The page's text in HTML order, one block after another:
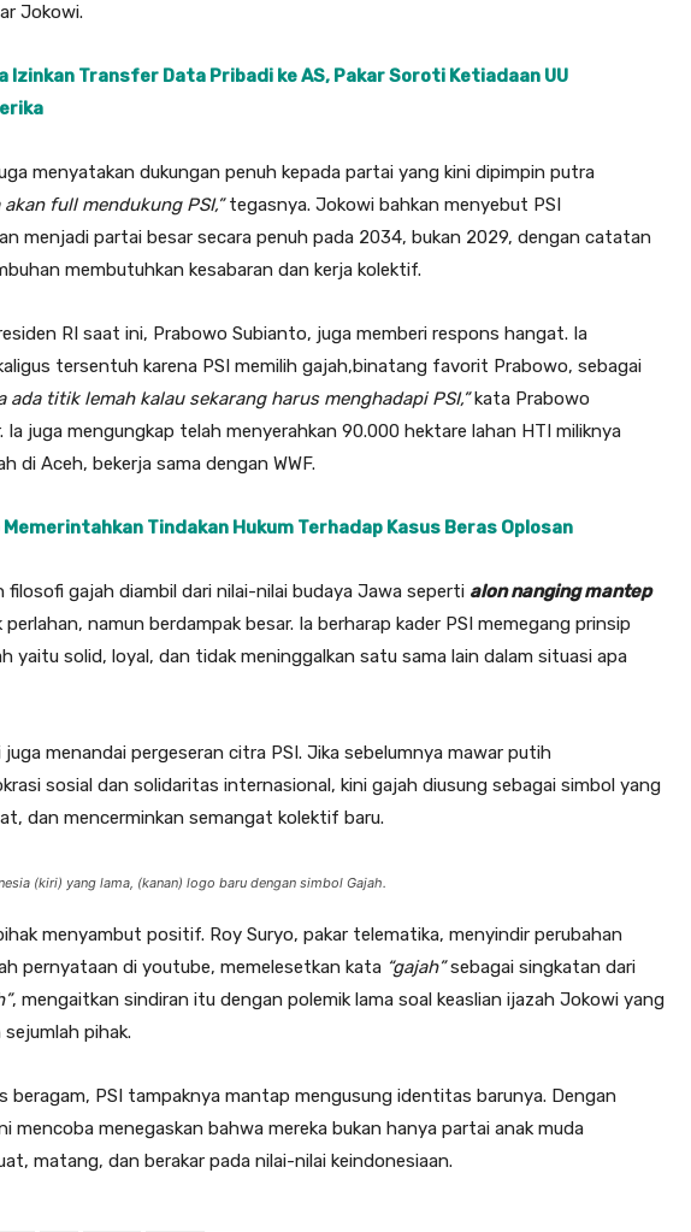
Jokowi.
Izinkan Transfer Data Pribadi ke AS, Pakar Soroti Ketiadaan UU
menyatakan dukungan penuh kepada partai yang kini dipimpin putra
akan full mendukung PSI,”tegasnya. Jokowi bahkan menyebut PSI
menjadi partai besar secara penuh pada 2034, bukan 2029, dengan catatan
membutuhkan kesabaran dan kerja kolektif.
RI saat ini, Prabowo Subianto, juga memberi respons hangat. Ia
tersentuh karena PSI memilih gajah,binatang favorit Prabowo, sebagai
ada titik lemah kalau sekarang harus menghadapi PSI,”kata Prabowo
juga mengungkap telah menyerahkan 90.000 hektare lahan HTI miliknya
di Aceh, bekerja sama dengan WWF.
Tindakan Hukum Terhadap Kasus Beras Oplosan
filosofi gajah diambil dari nilai-nilai budaya Jawa seperti alon nanging mantep
namun berdampak besar. Ia berharap kader PSI memegang prinsip
yaitu solid, loyal, dan tidak meninggalkan satu sama lain dalam situasi apa
menandai pergeseran citra PSI. Jika sebelumnya mawar putih
sosial dan solidaritas internasional, kini gajah diusung sebagai simbol yang
dan mencerminkan semangat kolektif baru.
(kiri) yang lama, (kanan) logo baru dengan simbol Gajah.
menyambut positif. Roy Suryo, pakar telematika, menyindir perubahan
pernyataan di youtube, memelesetkan kata “gajah”sebagai singkatan dari
, mengaitkan sindiran itu dengan polemik lama soal keaslian ijazah Jokowi yang
pihak.
beragam, PSI tampaknya mantap mengusung identitas barunya. Dengan
mencoba menegaskan bahwa mereka bukan hanya partai anak muda
matang, dan berakar pada nilai-nilai keindonesiaan.